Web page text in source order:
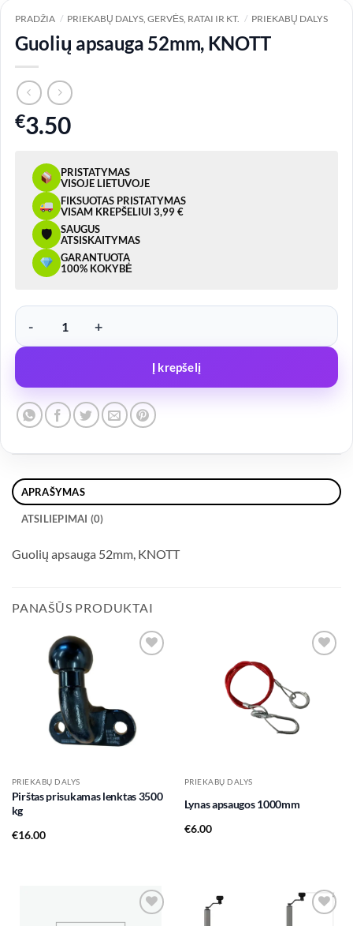
PRADŽIA / PRIEKABŲ DALYS, GERVĖS, RATAI IR KT. / PRIEKABŲ DALYS
Guolių apsauga 52mm, KNOTT
€3.50
PRISTATYMAS
VISOJE LIETUVOJE
FIKSUOTAS PRISTATYMAS
VISAM KREPŠELIUI 3,99 €
🛡
SAUGUS
ATSISKAITYMAS
GARANTUOTA
100% KOKYBĖ
produkto kiekis: Guolių apsauga 52mm, KNOTT
Į krepšelį
APRAŠYMAS
ATSILIEPIMAI (0)
Guolių apsauga 52mm, KNOTT
PANAŠŪS PRODUKTAI
PRIEKABŲ DALYS
Pirštas prisukamas lenktas 3500
kg
€16.00
PRIEKABŲ DALYS
Lynas apsaugos 1000mm
€6.00